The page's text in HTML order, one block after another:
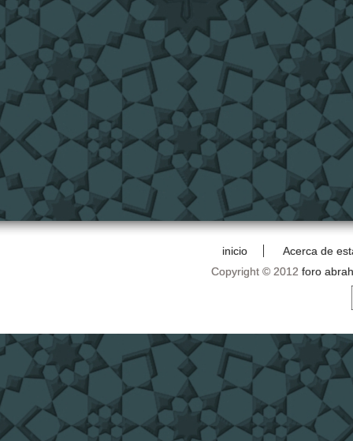
inicio
Acerca de
Copyright © 2012 foro